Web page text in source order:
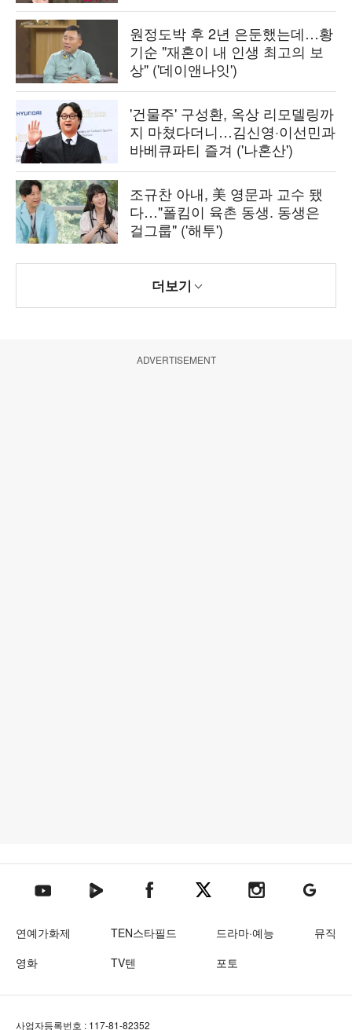
원정도박 후 2년 은둔했는데…황
기순 "재혼이 내 인생 최고의 보
상" ('데이앤나잇')
'건물주' 구성환, 옥상 리모델링까
지 마쳤다더니…김신영·이선민과
바베큐파티 즐겨 ('나혼산')
조규찬 아내, 美 영문과 교수 됐
다…"폴킴이 육촌 동생. 동생은
걸그룹" ('해투')
더보기
ADVERTISEMENT
텐아시아 유튜브텐아시아 네이버TV텐아시아 페이스북텐아시아 엑스텐아시아 인스타그램
텐아시아
연예가화제 TEN스타필드 드라마·예능
뮤직
영화
TV텐 포토
사업자등록번호 : 117-81-82352